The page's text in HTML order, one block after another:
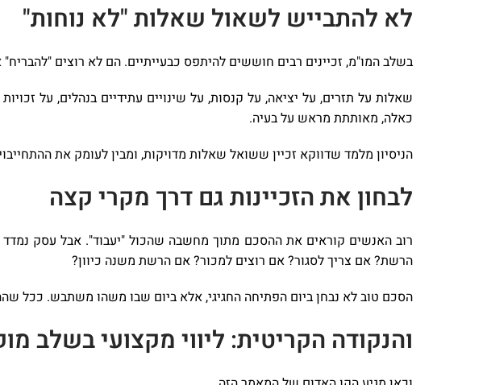
לא להתבייש לשאול שאלות "לא נוחות"
בשלב המו"מ, זכיינים רבים חוששים להיתפס כבעייתיים. הם לא רוצים
שאלות על תזרים, על יציאה, על קנסות, על שינויים עתידיים בנהלים, על
כאלה, מאותתת מראש על בעיה.
הניסיון מלמד שדווקא זכיין ששואל שאלות מדויקות, ומבין לעומק את
לבחון את הזכיינות גם דרך מקרי קצה
רוב האנשים קוראים את ההסכם מתוך מחשבה שהכול "יעבוד". אבל עסק
הרשת? אם צריך לסגור? אם רוצים למכור? אם הרשת משנה כיוון?
הסכם טוב לא נבחן ביום הפתיחה החגיגי, אלא ביום שבו משהו משתבש. ככל
והנקודה הקריטית: ליווי מקצועי בשלב